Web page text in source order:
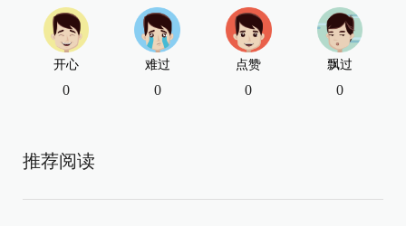
开心
0
难过
0
点赞
0
飘过
0
推荐阅读